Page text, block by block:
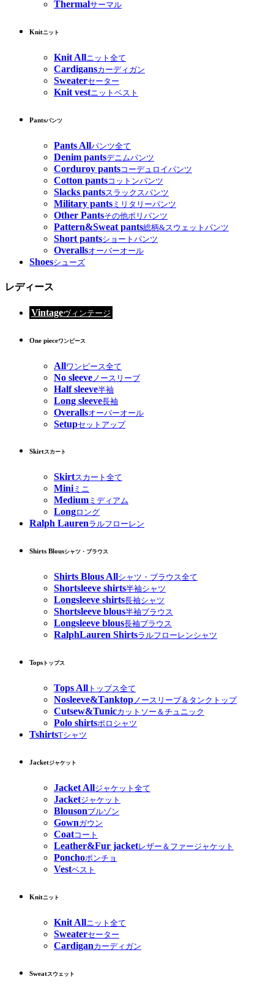
Thermalサーマル
Knitニット
Knit Allニット全て
Cardigansカーディガン
Sweaterセーター
Knit vestニットベスト
Pantsパンツ
Pants Allパンツ全て
Denim pantsデニムパンツ
Corduroy pantsコーデュロイパンツ
Cotton pantsコットンパンツ
Slacks pantsスラックスパンツ
Military pants ミリタリーパンツ
Other Pantsその他ポリパンツ
Pattern&Sweat pants総柄&スウェットパンツ
Short pantsショートパンツ
Overallsオーバーオール
Shoesシューズ
レディース
Vintageヴィンテージ
One pieceワンピース
Allワンピース全て
No sleeve ノースリーブ
Half sleeve半袖
Long sleeve長袖
Overallsオーバーオール
Setupセットアップ
Skirtスカート
Skirtスカート全て
Miniミニ
Medium ミディアム
Longロング
Ralph Laurenラルフローレン
Shirts Blousシャツ・ブラウス
Shirts Blous Allシャツ・ブラウス全て
Shortsleeve shirts半袖シャツ
Longsleeve shirts長袖シャツ
Shortsleeve blous半袖ブラウス
Longsleeve blous長袖ブラウス
RalphLauren Shirtsラルフローレンシャツ
Tops トップス
Tops All トップス全て
Nosleeve&Tanktopノースリーブ＆タンクトップ
Cutsew&Tunicカットソー＆チュニック
Polo shirtsポロシャツ
TshirtsTシャツ
Jacketジャケット
Jacket Allジャケット全て
Jacketジャケット
Blousonブルゾン
Gownガウン
Coatコート
Leather&Fur jacketレザー＆ファージャケット
Ponchoポンチョ
Vestベスト
Knitニット
Knit Allニット全て
Sweaterセーター
Cardiganカーディガン
Sweatスウェット